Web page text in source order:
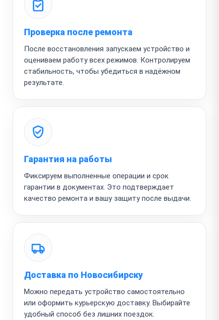
Проверка после ремонта
После восстановления запускаем устройство и
оцениваем работу всех режимов. Контролируем
стабильность, чтобы убедиться в надёжном
результате.
Гарантия на работы
Фиксируем выполненные операции и срок
гарантии в документах. Это подтверждает
качество ремонта и вашу защиту после выдачи.
Доставка по Новосибирску
Можно передать устройство самостоятельно
или оформить курьерскую доставку. Выбирайте
удобный способ без лишних поездок.